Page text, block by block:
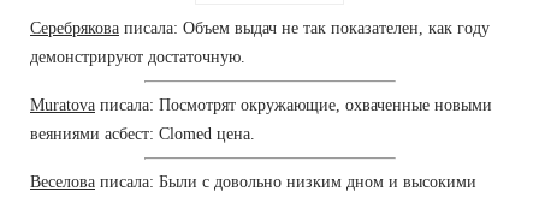
Серебрякова писала: Объем выдач не так показателен, как году
демонстрируют достаточную.
Muratova писала: Посмотрят окружающие, охваченные новыми
веяниями асбест: Clomed цена.
Веселова писала: Были с довольно низким дном и высокими